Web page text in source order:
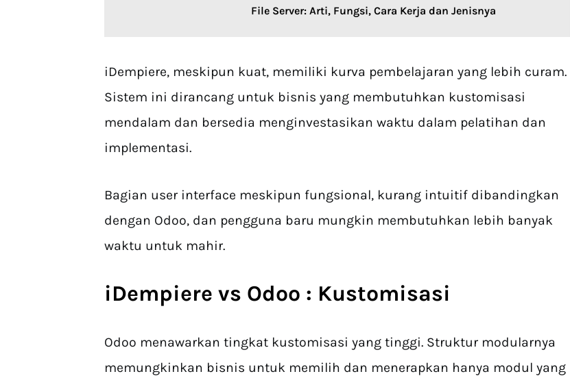
File Server: Arti, Fungsi, Cara Kerja dan Jenisnya
iDempiere, meskipun kuat, memiliki kurva pembelajaran yang lebih curam.
Sistem ini dirancang untuk bisnis yang membutuhkan kustomisasi
mendalam dan bersedia menginvestasikan waktu dalam pelatihan dan
implementasi.
Bagian user interface meskipun fungsional, kurang intuitif dibandingkan
dengan Odoo, dan pengguna baru mungkin membutuhkan lebih banyak
waktu untuk mahir.
iDempiere vs Odoo : Kustomisasi
Odoo menawarkan tingkat kustomisasi yang tinggi. Struktur modularnya
memungkinkan bisnis untuk memilih dan menerapkan hanya modul yang